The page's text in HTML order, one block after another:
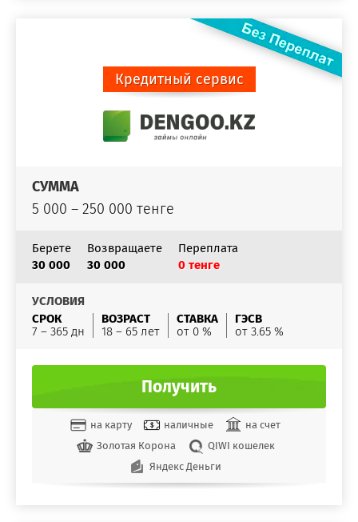
Кредитный сервис
СУММА
5 000 – 250 000 тенге
Берете
30 000
Возвращаете
30 000
Переплата
0 тенге
УСЛОВИЯ
СРОК
7 – 365 дн
ВОЗРАСТ
18 – 65 лет
СТАВКА
от 0 %
ГЭСВ
от 3.65 %
Получить
на карту наличные
на счет
Золотая Корона
QIWI кошелек
Яндекс Деньги